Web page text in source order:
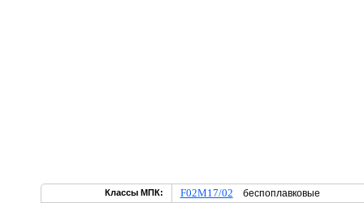
Классы МПК: F02M17/02 беспоплавковые